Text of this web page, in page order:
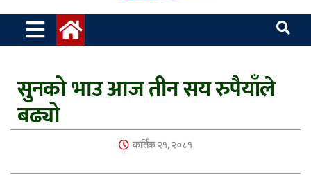
सुनको भाउ आज तीन सय रुपैयाँले
बढ्यो
कार्तिक २१, २०८१